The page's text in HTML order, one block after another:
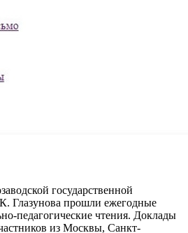
государственной
Глазунова прошли ежегодные
педагогические чтения. Доклады
из Москвы, Санкт-